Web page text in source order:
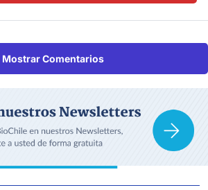
Mostrar Comentarios